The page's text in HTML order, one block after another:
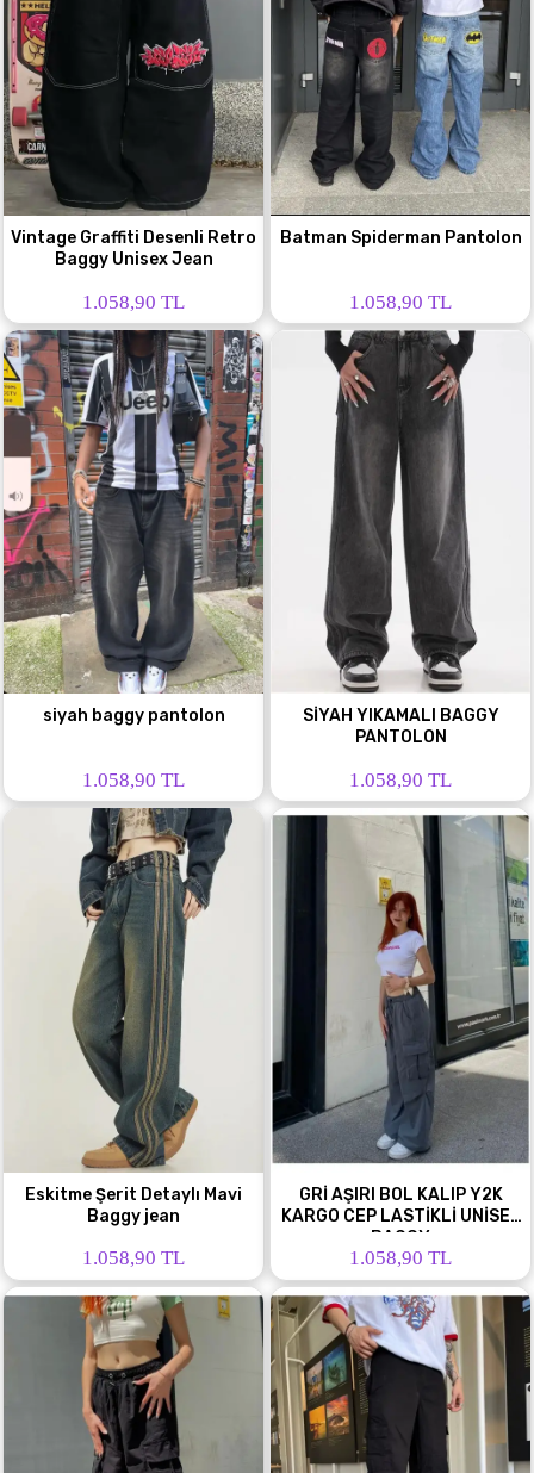
Vintage Graffiti Desenli Retro
Baggy Unisex Jean
1.058,90 TL
Batman Spiderman Pantolon
1.058,90 TL
siyah baggy pantolon
1.058,90 TL
SİYAH YIKAMALI BAGGY
PANTOLON
1.058,90 TL
Eskitme Şerit Detaylı Mavi
Baggy jean
1.058,90 TL
GRİ AŞIRI BOL KALIP Y2K
KARGO CEP LASTİKLİ UNİSEX
BAGGY
1.058,90 TL